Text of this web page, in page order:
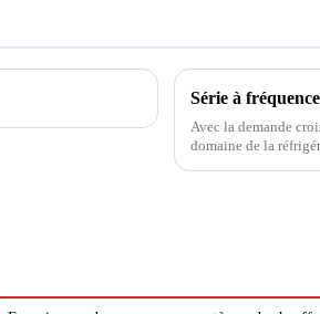
Avec la demande
domaine de la